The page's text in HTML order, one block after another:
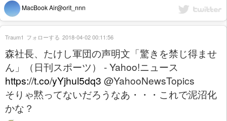
MacBook Air@orit_nnn
森社長、たけし軍団の声明文「驚きを禁じ得ませ
ん」（日刊スポーツ） - Yahoo!ニュース
https://t.co/yYjhul5dq3 @YahooNewsTopics
そりゃ黙ってないだろうなあ・・・これで泥沼化
かな？
Traum1 フォローする 2018-04-02 00:11:56